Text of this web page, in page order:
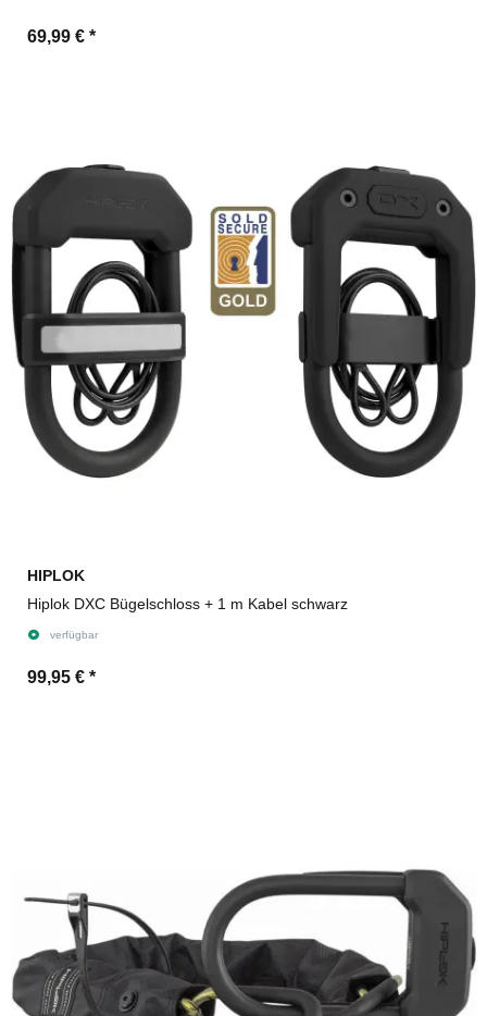
69,99 € *
HIPLOK
Hiplok DXC Bügelschloss + 1 m Kabel schwarz
verfügbar
99,95 € *